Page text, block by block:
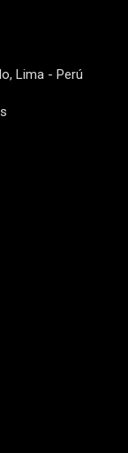
Lima - Perú